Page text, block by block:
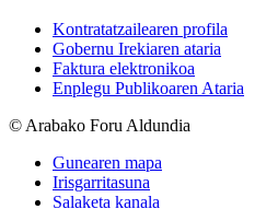
Kontratatzailearen profila
Gobernu Irekiaren ataria
Faktura elektronikoa
Enplegu Publikoaren Ataria
© Arabako Foru Aldundia
Gunearen mapa
Irisgarritasuna
Salaketa kanala